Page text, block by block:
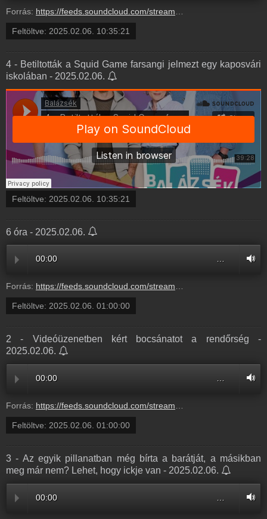
Forrás: https://feeds.soundcloud.com/stream/2027357040-balazsek-4-betiltottak-a-squid-game.mp3
Feltöltve: 2025.02.06. 10:35:21
4 - Betiltották a Squid Game farsangi jelmezt egy kaposvári
iskolában - 2025.02.06.
Feltöltve: 2025.02.06. 10:35:21
6 óra - 2025.02.06.
00:00 …
Forrás: https://feeds.soundcloud.com/stream/2027387468-radio1hungary-6-ora-310337047.mp3
Feltöltve: 2025.02.06. 01:00:00
2 - Videóüzenetben kért bocsánatot a rendőrség -
2025.02.06.
00:00
Forrás: https://feeds.soundcloud.com/stream/2027387464-radio1hungary-2-vide-zenetben-k-rt-bocs.mp3
Feltöltve: 2025.02.06. 01:00:00
3 - Az egyik pillanatban még bírta a barátját, a másikban
meg már nem? Lehet, hogy ickje van - 2025.02.06.
00:00